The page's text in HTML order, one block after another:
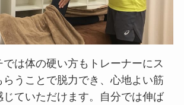
は体の硬い方もトレーナーにス
らうことで脱力でき、心地よい筋
じていただけます。自分では伸ば